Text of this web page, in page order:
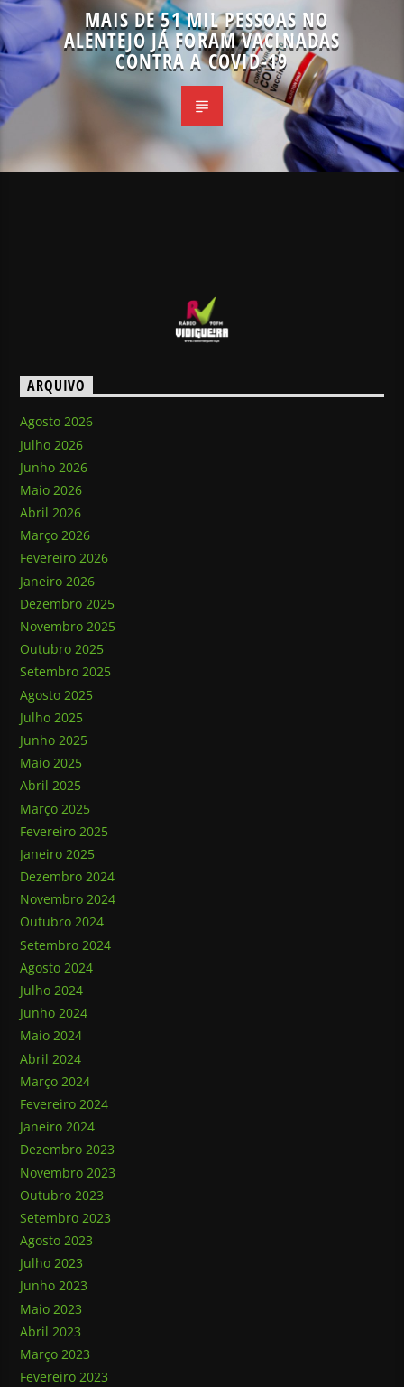
MAIS DE 51 MIL PESSOAS NO
ALENTEJO JÁ FORAM VACINADAS
CONTRA A COVID-19
ARQUIVO
Agosto 2026
Julho 2026
Junho 2026
Maio 2026
Abril 2026
Março 2026
Fevereiro 2026
Janeiro 2026
Dezembro 2025
Novembro 2025
Outubro 2025
Setembro 2025
Agosto 2025
Julho 2025
Junho 2025
Maio 2025
Abril 2025
Março 2025
Fevereiro 2025
Janeiro 2025
Dezembro 2024
Novembro 2024
Outubro 2024
Setembro 2024
Agosto 2024
Julho 2024
Junho 2024
Maio 2024
Abril 2024
Março 2024
Fevereiro 2024
Janeiro 2024
Dezembro 2023
Novembro 2023
Outubro 2023
Setembro 2023
Agosto 2023
Julho 2023
Junho 2023
Maio 2023
Abril 2023
Março 2023
Fevereiro 2023